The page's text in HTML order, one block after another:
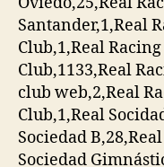
Santander,1,Real
Club,1,Real
Club,1133,Real
club web,2,Real
Club,1,Real
Sociedad
Sociedad